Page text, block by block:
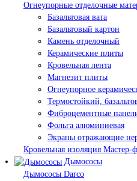
Огнеупорные отделочные
Базальтовая вата
Базальтовый картон
Камень отделочный
Керамические плиты
Кровельная лента
Магнезит плиты
Огнеупорное
Термостойкий,
Фиброцементные
Фольга алюминиевая
Экраны отражающие
Кровельная изоляция Мастер-
Дымососы
Дымососы Darco